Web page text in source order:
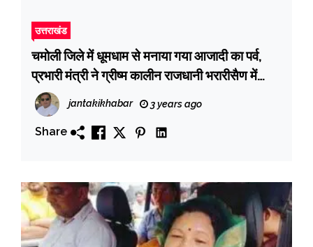
उत्तराखंड
चमोली जिले में धूमधाम से मनाया गया आजादी का पर्व,
प्रभारी मंत्री ने ग्रीष्म कालीन राजधानी भरारीसैण में
फहराया झंडा
jantakikhabar 3 years ago
Share